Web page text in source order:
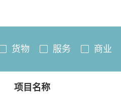
货物 服务 商业
项目名称